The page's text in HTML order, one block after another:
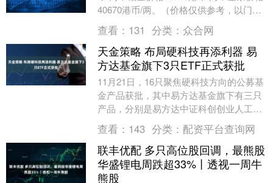
40670港币/两。（价格仅供参考，以门店
实际为准）同日上海黄金交易所现....
查看： 131 分类： 众合网
天金策略 布局硬科技再添利器 易
方达基金旗下3只ETF正式获批
11月21日，16只聚焦硬科技方向的公募基
金产品获批，其中易方达基金旗下有三只
产品，分别是易方达中证科创创业人工智
能ETF、易方达上证科创板芯片ETF和易
方达上....
查看： 143 分类： 配资平台查询网
联丰优配 多只高位股回调，最熊股
华盛锂电周跌超33%丨透视一周牛
熊股